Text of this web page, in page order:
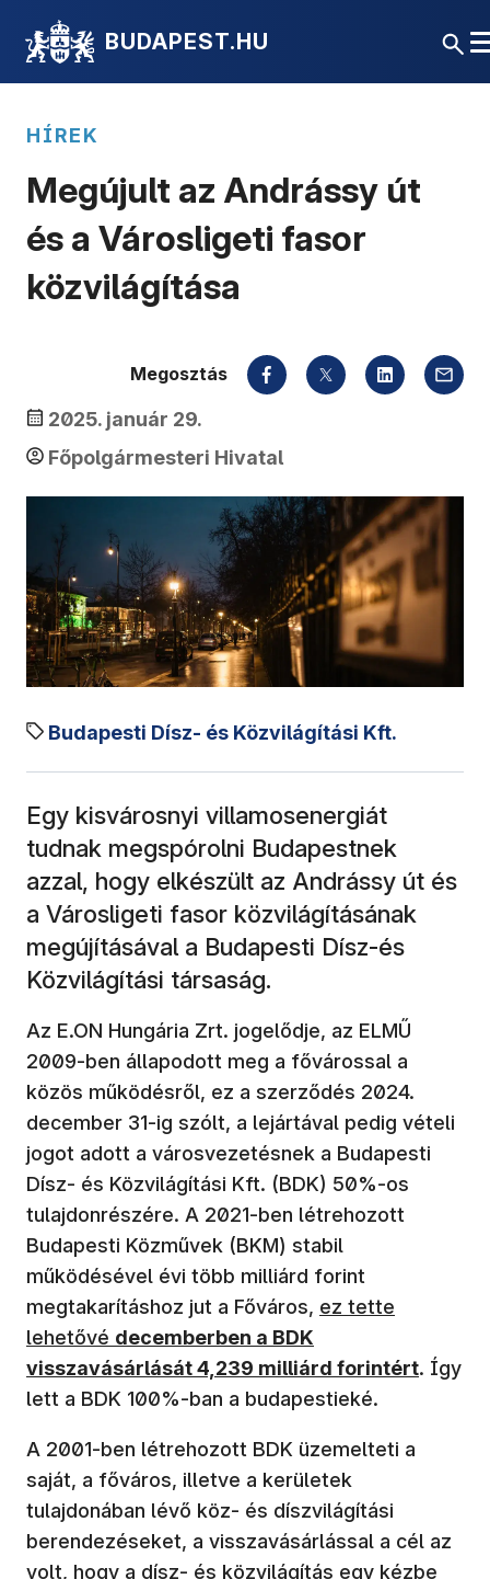
BUDAPEST.HU
HÍREK
Megújult az Andrássy út
és a Városligeti fasor
közvilágítása
2025. január 29.
Főpolgármesteri Hivatal
Budapesti Dísz- és Közvilágítási Kft.
Megosztás
Egy kisvárosnyi villamosenergiát
tudnak megspórolni Budapestnek
azzal, hogy elkészült az Andrássy út és
a Városligeti fasor közvilágításának
megújításával a Budapesti Dísz-és
Közvilágítási társaság.
Az E.ON Hungária Zrt. jogelődje, az ELMŰ
2009-ben állapodott meg a fővárossal a
közös működésről, ez a szerződés 2024.
december 31-ig szólt, a lejártával pedig vételi
jogot adott a városvezetésnek a Budapesti
Dísz- és Közvilágítási Kft. (BDK) 50%-os
tulajdonrészére. A 2021-ben létrehozott
Budapesti Közművek (BKM) stabil
működésével évi több milliárd forint
megtakarításhoz jut a Főváros, ez tette
lehetővé decemberben a BDK
visszavásárlását 4,239 milliárd forintért. Így
lett a BDK 100%-ban a budapestieké.
A 2001-ben létrehozott BDK üzemelteti a
saját, a főváros, illetve a kerületek
tulajdonában lévő köz- és díszvilágítási
berendezéseket, a visszavásárlással a cél az
volt, hogy a dísz- és közvilágítás egy kézbe